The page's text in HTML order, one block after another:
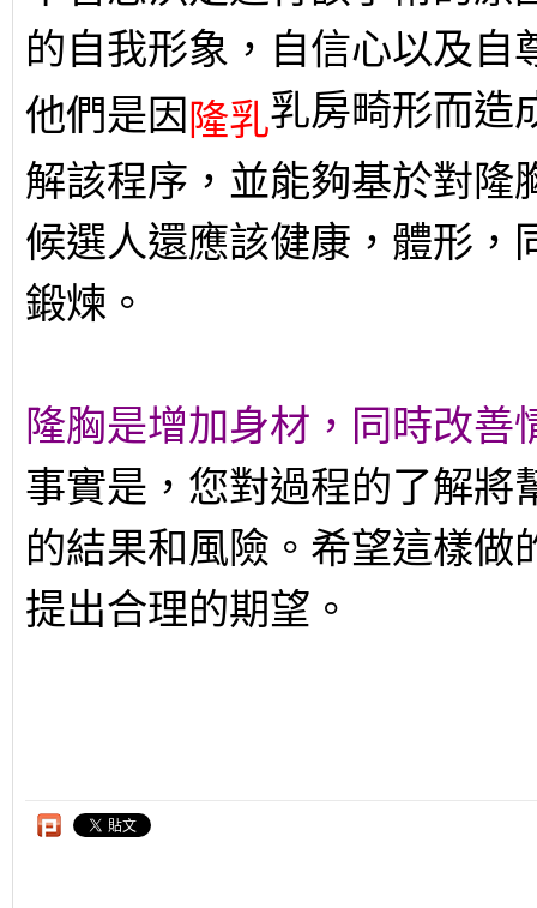
的自我形象，自信心以及自
他們是因 隆乳乳房畸形而造
解該程序，並能夠基於對隆
候選人還應該健康，體形，
鍛煉。
隆胸是增加身材，同時改善
事實是，您對過程的了解將
的結果和風險。希望這樣做
提出合理的期望。